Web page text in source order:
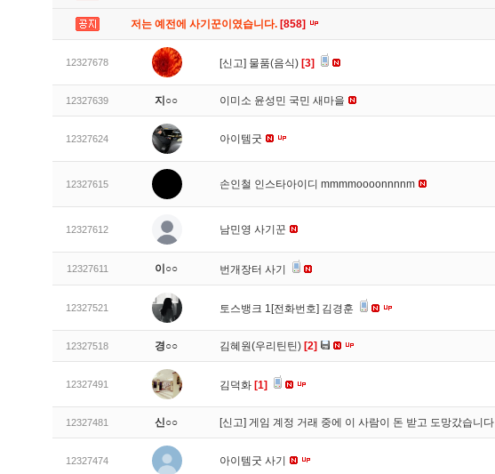
저는 예전에 사기꾼이였습니다. [858]
12327678 [신고] 물품(음식) [3]
12327639 지○○ 이미소 윤성민 국민 새마을
12327624 아이템굿
12327615 손인철 인스타아이디 mmmmoooonnnnm
12327612 남민영 사기꾼
12327611 이○○ 번개장터 사기
12327521 토스뱅크 1[전화번호] 김경훈
12327518 경○○ 김혜원(우리틴틴) [2]
12327491 김덕화 [1]
12327481 신○○ [신고] 게임 계정 거래 중에 이 사람이 돈 받고 도망갔습니다
12327474 아이템굿 사기